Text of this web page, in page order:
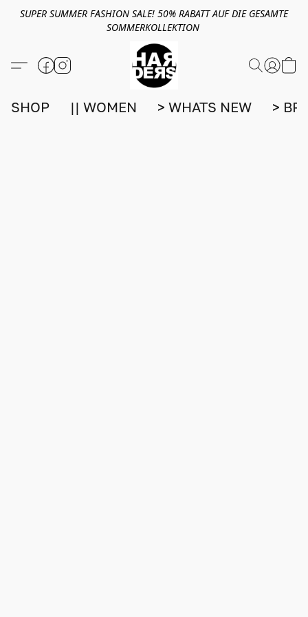
SUPER SUMMER FASHION SALE! 50% RABATT AUF DIE GESAMTE
SOMMERKOLLEKTION
SHOP || WOMEN > WHATS NEW >